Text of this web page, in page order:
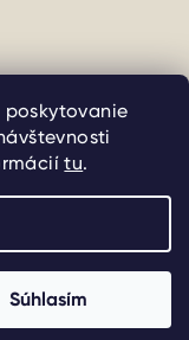
poskytovanie
tu.
Súhlasím